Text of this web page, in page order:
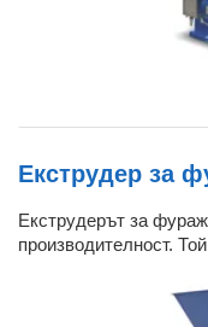
Екструдер за
Екструдерът за
производителност.